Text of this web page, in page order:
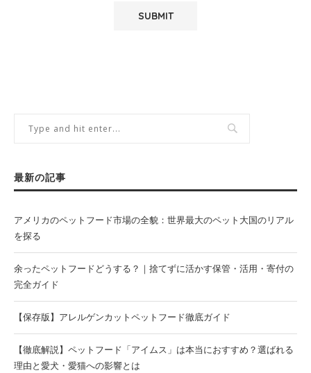
最新の記事
アメリカのペットフード市場の全貌：世界最大のペット大国のリアル
を探る
余ったペットフードどうする？｜捨てずに活かす保管・活用・寄付の
完全ガイド
【保存版】アレルゲンカットペットフード徹底ガイド
【徹底解説】ペットフード「アイムス」は本当におすすめ？選ばれる
理由と愛犬・愛猫への影響とは